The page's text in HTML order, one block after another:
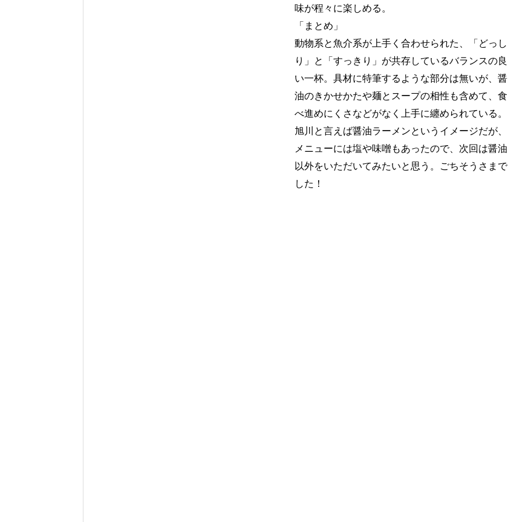
味が程々に楽しめる。
「まとめ」
動物系と魚介系が上手く合わせられた、「どっし
り」と「すっきり」が共存しているバランスの良
い一杯。具材に特筆するような部分は無いが、醤
油のきかせかたや麺とスープの相性も含めて、食
べ進めにくさなどがなく上手に纏められている。
旭川と言えば醤油ラーメンというイメージだが、
メニューには塩や味噌もあったので、次回は醤油
以外をいただいてみたいと思う。ごちそうさまで
した！